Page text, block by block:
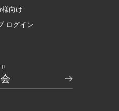
向け
ログイン